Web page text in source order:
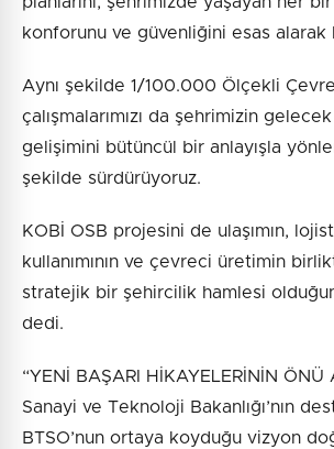
konforunu ve güvenliğini esas alarak
Aynı şekilde 1/100.000 Ölçekli Çevre
çalışmalarımızı da şehrimizin
gelişimini bütüncül bir anlayışla
şekilde sürdürüyoruz.
KOBİ OSB projesini de ulaşımın,
kullanımının ve çevreci üretimin
stratejik bir şehircilik hamlesi
dedi.
“YENİ BAŞARI HİKAYELERİNİN ÖNÜ
Sanayi ve Teknoloji Bakanlığı’nın
BTSO’nun ortaya koyduğu vizyon